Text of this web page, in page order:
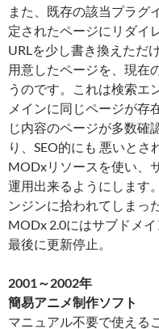
また、既存の該当プラグ
定されたページにリダイ
URLを少し書き換えただ
用意したページを、現在
うのです。これは検索エ
メインに同じページが存
じ内容のページが多数確
り、SEO的にも 悪いと
MODxリソースを使い、
運用出来るようにします
ンジンに拾われてしまっ
MODx 2.0にはサブドメ
最後に更新停止。
2001～2002年
簡易アニメ制作ソフト
マニュアル不要で使える